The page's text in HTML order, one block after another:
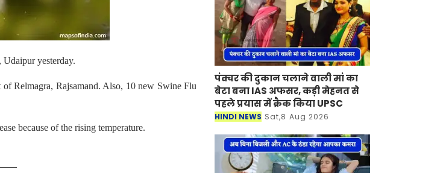
yesterday.
Relmagra, Rajsamand. Also, 10 new Swine Flu
because of the rising temperature.
पंक्चर की दुकान चलाने वाली मां का
बेटा बना IAS अफसर, कड़ी मेहनत से
पहले प्रयास में क्रैक किया UPSC
HINDI NEWS Sat,8 Aug 2026